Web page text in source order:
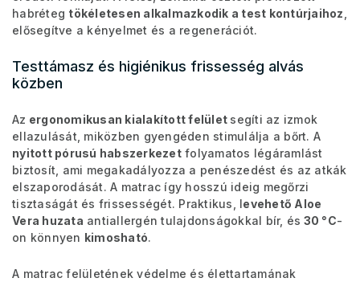
habréteg tökéletesen alkalmazkodik a test kontúrjaihoz
elősegítve a kényelmet és a regenerációt.
Testtámasz és higiénikus frissesség alvás
közben
Az ergonomikusan kialakított felület segíti az izmok
ellazulását, miközben gyengéden stimulálja a bőrt. A
nyitott pórusú habszerkezetfolyamatos légáramlást
biztosít, ami megakadályozza a penészedést és az atkák
elszaporodását. A matrac így hosszú ideig megőrzi
tisztaságát és frissességét. Praktikus, levehető Aloe
Vera huzata antiallergén tulajdonságokkal bír, és 30 °C-
on könnyen kimosható.
A matrac felületének védelme és élettartamának